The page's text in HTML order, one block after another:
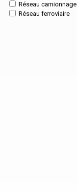
Réseau camionnage
Réseau ferroviaire